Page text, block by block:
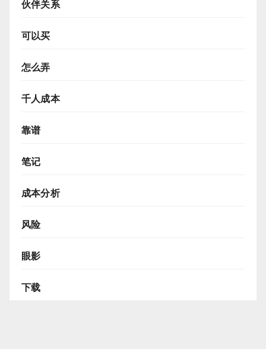
伙伴关系
可以买
怎么弄
千人成本
靠谱
笔记
成本分析
风险
眼影
下载